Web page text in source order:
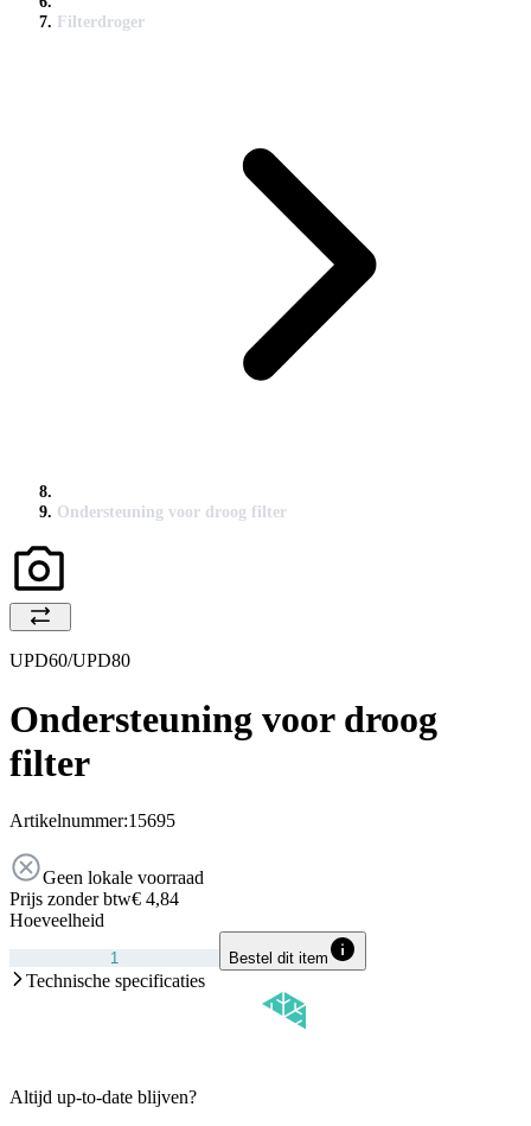
Filterdroger
Ondersteuning voor droog filter
UPD60/UPD80
Ondersteuning voor droog
filter
Artikelnummer:15695
Geen lokale voorraad
Prijs zonder btw€ 4,84
Hoeveelheid
Bestel dit item
Technische specificaties
Altijd up-to-date blijven?